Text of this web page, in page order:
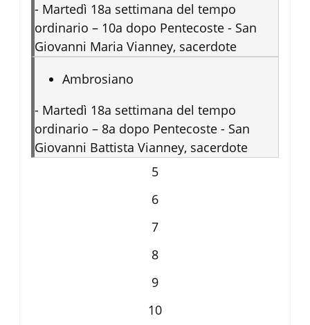
- Martedì 18a settimana del tempo
ordinario – 10a dopo Pentecoste - San
Giovanni Maria Vianney, sacerdote
Ambrosiano
- Martedì 18a settimana del tempo
ordinario – 8a dopo Pentecoste - San
Giovanni Battista Vianney, sacerdote
5
6
7
8
9
10